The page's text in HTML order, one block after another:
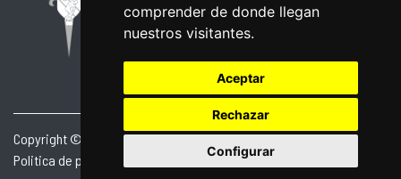
comprender de donde llegan
nuestros visitantes.
Aceptar
Rechazar
Configurar
Copyright © 2026 | Powered byCCNorte Desarrollo|Nota legal
Politica de privacidade